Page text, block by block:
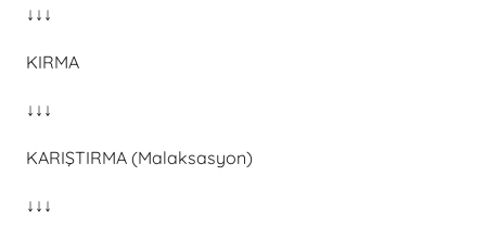
↓↓↓
KIRMA
↓↓↓
KARIŞTIRMA (Malaksasyon)
↓↓↓